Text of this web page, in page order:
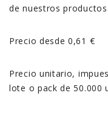
de nuestros productos.
Precio desde 0,61 €
Precio unitario,
lote o pack de 50.000